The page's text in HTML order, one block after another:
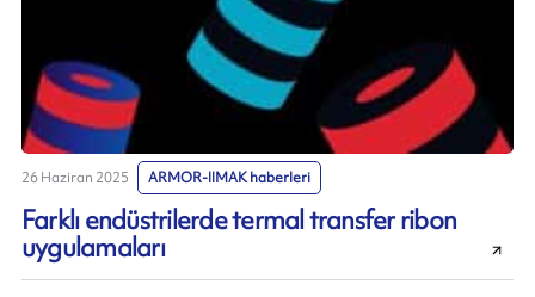
26 Haziran 2025 ARMOR-IIMAK haberleri
Farklı endüstrilerde termal transfer ribon
uygulamaları